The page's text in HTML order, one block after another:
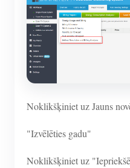
Noklikšķiniet uz Jauns
"Izvēlēties gadu"
Noklikšķiniet uz